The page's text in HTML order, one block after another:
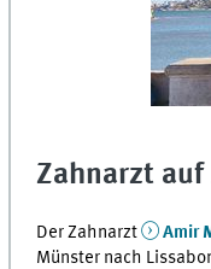
Zahnarzt auf
Der Zahnarzt Amir
Münster nach